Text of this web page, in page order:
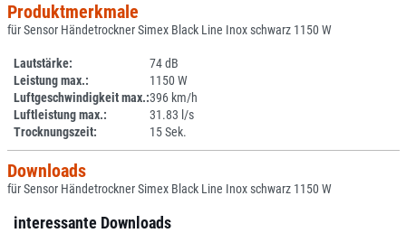
Produktmerkmale
für Sensor Händetrockner Simex Black Line Inox schwarz 1150 W
Lautstärke:
74 dB
Leistung max.:
1150 W
Luftgeschwindigkeit max.:396 km/h
Luftleistung max.:
31.83 l/s
Trocknungszeit:
15 Sek.
Downloads
für Sensor Händetrockner Simex Black Line Inox schwarz 1150 W
interessante Downloads